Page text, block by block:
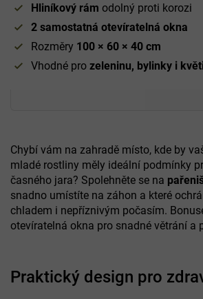
Hliníkový rám odolný proti korozi
2 samostatná otevíratelná okna
Rozměry 100 × 60 × 40 cm
Vhodné pro zeleninu, bylinky i
Chybí vám na zahradě místo, kde by
mladé rostliny měly ideální podmínky
časného jara? Spolehněte se na
snadno umístíte na záhon a které
chladem i nepříznivým počasím.
otevíratelná okna pro snadné větrání a
Praktický design pro